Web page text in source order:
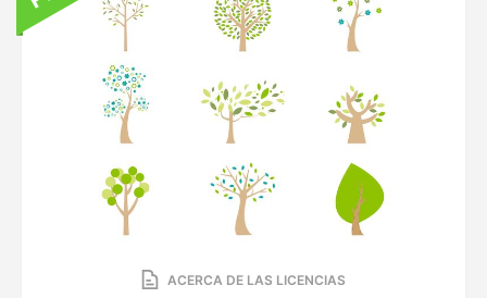
ACERCA DE LAS LICENCIAS